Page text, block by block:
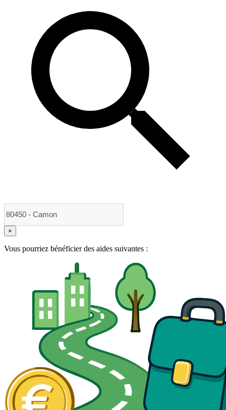
×
Vous pourriez bénéficier des aides suivantes :